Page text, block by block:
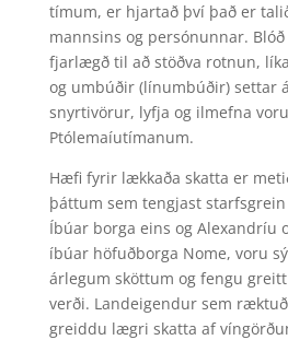
tímum, er hjartað því það er
mannsins og persónunnar.
fjarlægð til að stöðva rotnun,
og umbúðir (línumbúðir) settar
snyrtivörur, lyfja og ilmefna
Ptólemaíutímanum.
Hæfi fyrir lækkaða skatta er
þáttum sem tengjast
Íbúar borga eins og Alexandríu
íbúar höfuðborga Nome, voru
árlegum sköttum og fengu
verði. Landeigendur sem
greiddu lægri skatta af